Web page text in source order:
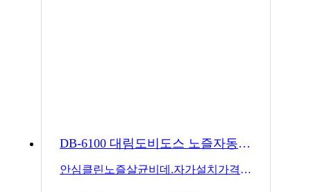
DB-6100 대림도비도스 노즐자동살균비데
안심클린노즐살균비데.자가설치가격입니다